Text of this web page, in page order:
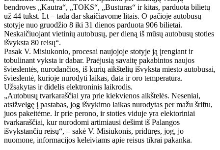
bendroves „Kautra“, „TOKS“, „Busturas“ ir kitas, parduota bilietų
už 44 tūkst. Lt – tada dar skaičiavome litais. O pačioje autobusų
stotyje nuo gruodžio 8 iki 31 dienos parduota 906 bilietai.
Neskaičiuojant vietinių autobusų, per dieną iš mūsų autobusų stoties
išvyksta 80 reisų“.
Pasak V. Misiukonio, procesai naujojoje stotyje ją įrengiant ir
tobulinant vyksta ir dabar. Praėjusią savaitę pakabintos naujos
švieslentės, nurodančios, iš kurių aikštelių išvyksta miesto autobusai,
švieslentė, kurioje nurodyti laikas, data ir oro temperatūra.
Užsakytas ir didelis elektroninis laikrodis.
„Autobusų tvarkaraščiai yra prie kiekvienos aikštelės. Neseniai,
atsižvelgę į pastabas, jog išvykimo laikas nurodytas per mažu šriftu,
juos pakeitėme. Ir prie perono, ir stoties viduje yra elektoriniai
tvarkaraščiai, kur nurodomi artimiausi dešimt iš Palangos
išvykstančių reisų“, – sakė V. Misiukonis, pridūręs, jog, jo
nuomone, informacijos keleiviams apie reisus tikrai pakanka.